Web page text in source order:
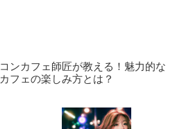
コンカフェ師匠が教える！魅力的な
カフェの楽しみ方とは？